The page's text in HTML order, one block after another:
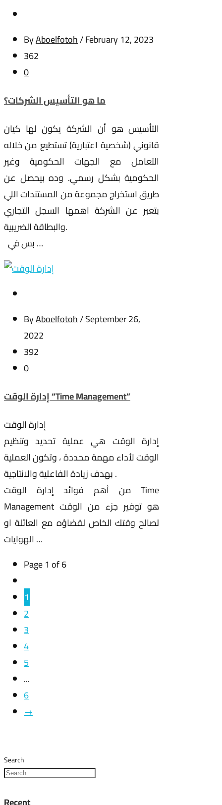
ByAboelfotoh/February 12, 2023
362
0
ما هو التأسيس الشركات؟
التأسيس هو أن الشركة يكون لها كيان
قانوني (شخصية اعتبارية) تستطيع من خلاله
التعامل مع الجهات الحكومية وغير
الحكومية بشكل رسمي. وده بيحصل عن
طريق استخراج مجموعة من المستندات اللي
بتعبر عن الشركة اهمها السجل التجاري
والبطاقة الضريبية.
بس في …
ByAboelfotoh/September 26,
2022
392
0
إدارة الوقت “Time Management”
إدارة الوقت
إدارة الوقت هي عملية تحديد وتنظيم
الوقت لأداء مهمة محددة ، وتكون العملية
بهدف زيادة الفاعلية والانتاجية .
من أهم فوائد إدارة الوقت Time
Management هو توفير جزء من الوقت
لصالح وقتك الخاص لقضاؤه مع العائلة او
الهوايات …
Page 1 of 6
1
2
3
4
5
...
6
→
Search